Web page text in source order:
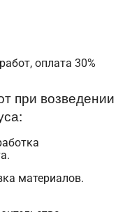
оплата 30%
при возведении
материалов.